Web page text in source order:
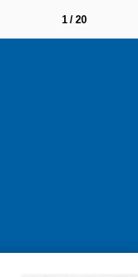
1 / 20